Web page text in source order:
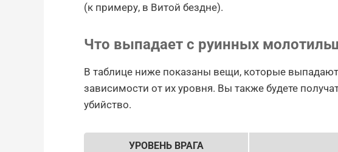
(к примеру, в Витой бездне).
Что выпадает с руинных
В таблице ниже показаны вещи, которые
зависимости от их уровня. Вы также будете
убийство.
УРОВЕНЬ ВРАГА